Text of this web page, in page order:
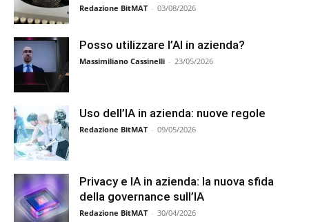
Redazione BitMAT - 03/08/2026
Posso utilizzare l’AI in azienda?
Massimiliano Cassinelli - 23/05/2026
Uso dell’IA in azienda: nuove regole
Redazione BitMAT - 09/05/2026
Privacy e IA in azienda: la nuova sfida
della governance sull’IA
Redazione BitMAT - 30/04/2026